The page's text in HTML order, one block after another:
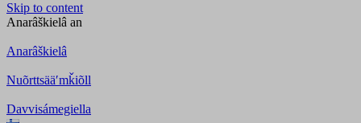
Skip to content
Anarâškielâ an
Anarâškielâ
Nuõrttsääʹmǩiõll
Davvisámegiella